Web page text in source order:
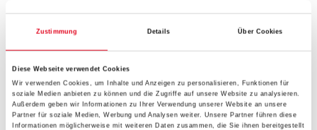
Zustimmung Details Über Cookies
Diese Webseite verwendet Cookies
Wir verwenden Cookies, um Inhalte und Anzeigen zu personalisieren, Funktionen für
soziale Medien anbieten zu können und die Zugriffe auf unsere Website zu analysieren.
Außerdem geben wir Informationen zu Ihrer Verwendung unserer Website an unsere
Partner für soziale Medien, Werbung und Analysen weiter. Unsere Partner führen diese
Informationen möglicherweise mit weiteren Daten zusammen, die Sie ihnen bereitgestellt
EIN KLEINER ZWISCHENFALL
IST AUFGETRETEN
Keine Sorge, wir pinseln schon an der Lösung und
werden das Problem so schnell wie möglich beheben.
Erkunden Sie in der Zwischenzeit unseren Online-Shop
und lassen Sie sich inspirieren.